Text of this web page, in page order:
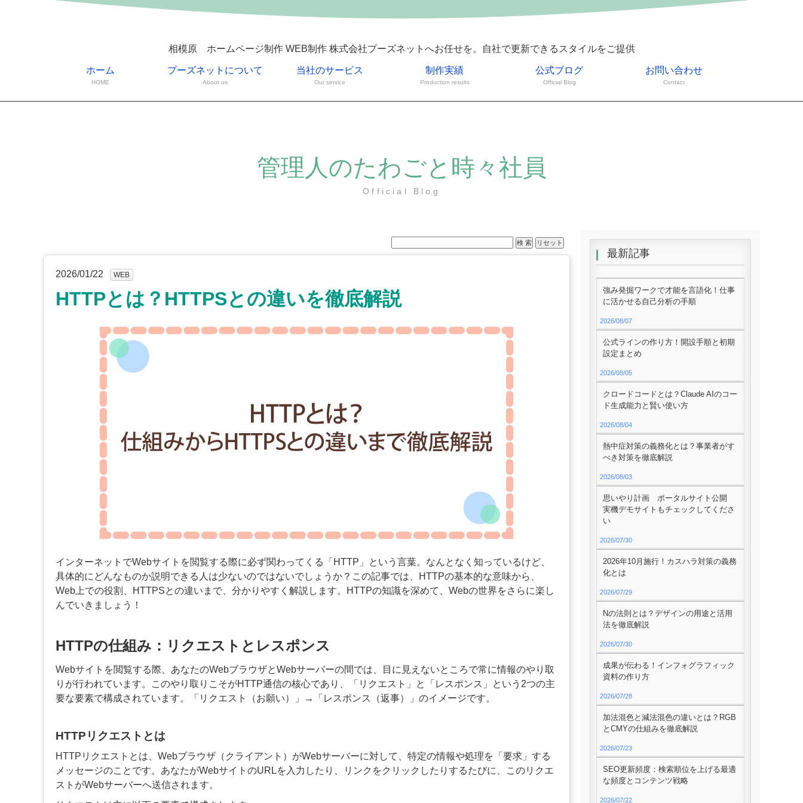
相模原 ホームページ制作 WEB制作 株式会社プーズネットへお任せを。自社で更新できるスタイルをご提供
ホーム
HOME
プーズネットについて
About us
当社のサービス
Our service
制作実績
Production results
公式ブログ
Official Blog
お問い合わせ
Contact
管理人のたわごと時々社員
Official Blog
2026/01/22 WEB
HTTPとは？HTTPSとの違いを徹底解説
インターネットでWebサイトを閲覧する際に必ず関わってくる「HTTP」という言葉。なんとなく知っているけど、
具体的にどんなものか説明できる人は少ないのではないでしょうか？この記事では、HTTPの基本的な意味から、
Web上での役割、HTTPSとの違いまで、分かりやすく解説します。HTTPの知識を深めて、Webの世界をさらに楽し
んでいきましょう！
HTTPの仕組み：リクエストとレスポンス
Webサイトを閲覧する際、あなたのWebブラウザとWebサーバーの間では、目に見えないところで常に情報のやり取
りが行われています。このやり取りこそがHTTP通信の核心であり、「リクエスト」と「レスポンス」という2つの主
要な要素で構成されています。「リクエスト（お願い）」→「レスポンス（返事）」のイメージです。
HTTPリクエストとは
HTTPリクエストとは、Webブラウザ（クライアント）がWebサーバーに対して、特定の情報や処理を「要求」する
メッセージのことです。あなたがWebサイトのURLを入力したり、リンクをクリックしたりするたびに、このリクエ
ストがWebサーバーへ送信されます。
最新記事
強み発掘ワークで才能を言語化！仕事
に活かせる自己分析の手順
2026/08/07
公式ラインの作り方！開設手順と初期
設定まとめ
2026/08/05
クロードコードとは？Claude AIのコー
ド生成能力と賢い使い方
2026/08/04
熱中症対策の義務化とは？事業者がす
べき対策を徹底解説
2026/08/03
思いやり計画 ポータルサイト公開
実機デモサイトもチェックしてくださ
い
2026/07/30
2026年10月施行！カスハラ対策の義務
化とは
2026/07/29
Nの法則とは？デザインの用途と活用
法を徹底解説
2026/07/30
成果が伝わる！インフォグラフィック
資料の作り方
2026/07/28
加法混色と減法混色の違いとは？RGB
とCMYの仕組みを徹底解説
2026/07/23
SEO更新頻度：検索順位を上げる最適
な頻度とコンテンツ戦略
2026/07/22